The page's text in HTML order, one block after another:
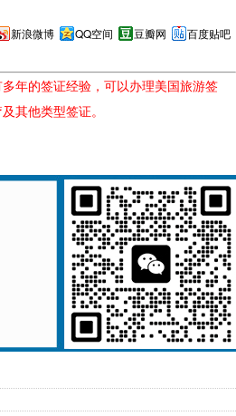
新浪微博 QQ空间 豆瓣网 百度贴吧
年的签证经验，可以办理美国旅游签
其他类型签证。